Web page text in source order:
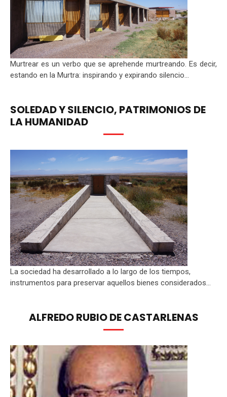
Murtrear es un verbo que se aprehende murtreando. Es decir,
estando en la Murtra: inspirando y expirando silencio...
SOLEDAD Y SILENCIO, PATRIMONIOS DE
LA HUMANIDAD
La sociedad ha desarrollado a lo largo de los tiempos,
instrumentos para preservar aquellos bienes considerados...
ALFREDO RUBIO DE CASTARLENAS